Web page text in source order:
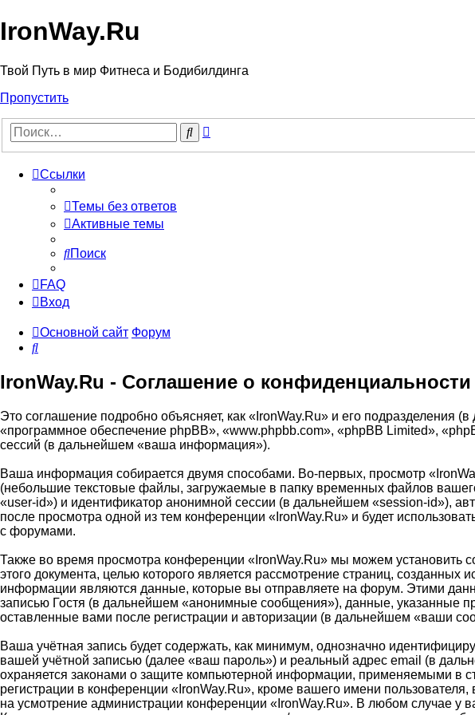
IronWay.Ru
Твой Путь в мир Фитнеса и Бодибилдинга
Пропустить
Поиск
Ссылки
Темы без ответов
Активные темы
Поиск
FAQ
Вход
Основной сайт Форум
Поиск
IronWay.Ru - Соглашение о конфиденциальности
Это соглашение подробно объясняет, как «IronWay.Ru» и его
«программное обеспечение phpBB», «www.phpbb.com», «phpBB Limited»,
сессий (в дальнейшем «ваша информация»).
Ваша информация собирается двумя способами. Во-первых, просмотр
(небольшие текстовые файлы, загружаемые в папку временных файлов
«user-id») и идентификатор анонимной сессии (в дальнейшем «session-id»),
после просмотра одной из тем конференции «IronWay.Ru» и будет
с форумами.
Также во время просмотра конференции «IronWay.Ru» мы можем установить
этого документа, целью которого является рассмотрение страниц,
информации являются данные, которые вы отправляете на форум. Этими
записью Гостя (в дальнейшем «анонимные сообщения»), данные, указанные
оставленные вами после регистрации и авторизации (в дальнейшем «ваши
Ваша учётная запись будет содержать, как минимум, однозначно
вашей учётной записью (далее «ваш пароль») и реальный адрес email (в
охраняется законами о защите компьютерной информации, применяемыми в
регистрации в конференции «IronWay.Ru», кроме вашего имени
на усмотрение администрации конференции «IronWay.Ru». В любом случае у